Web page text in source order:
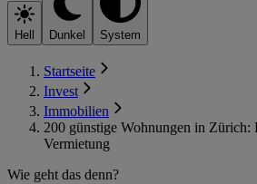
Hell Dunkel System
Startseite
Invest
Immobilien
200 günstige Wohnungen in Zürich:
Vermietung
Wie geht das denn?